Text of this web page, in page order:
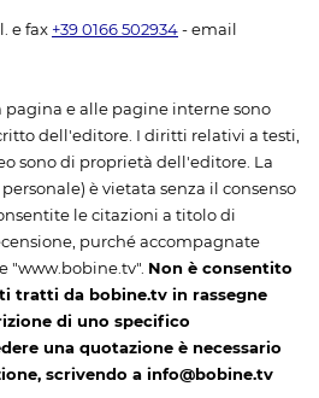
e fax +39 0166 502934 - email
e alle pagine interne sono
dell'editore. I diritti relativi a testi,
sono di proprietà dell'editore. La
è vietata senza il consenso
le citazioni a titolo di
purché accompagnate
"www.bobine.tv". Non è consentito
tratti da bobine.tv in rassegne
di uno specifico
una quotazione è necessario
scrivendo a info@bobine.tv